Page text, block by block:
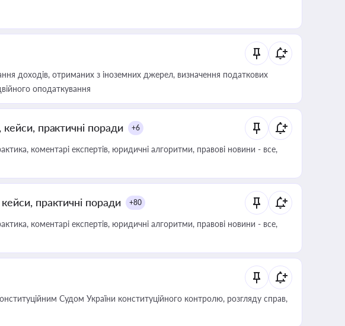
доходів, отриманих з іноземних джерел, визначення податкових
оподаткування
практичні поради +6
коментарі експертів, юридичні алгоритми, правові новини - все,
практичні поради +80
коментарі експертів, юридичні алгоритми, правові новини - все,
Судом України конституційного контролю, розгляду справ,